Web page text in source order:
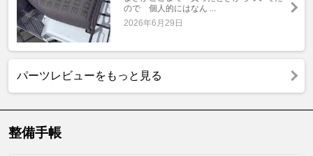
ので 個人的にはなん ...
2026年6月29日
パーツレビューをもっと見る
整備手帳